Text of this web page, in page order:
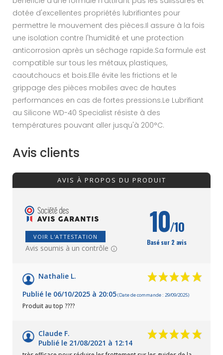
dotée d'excellentes propriétés lubrifiantes pour
permettre le mouvement des pièces.Il assure à la fois
une isolation contre l'humidité et une protection
anticorrosion après un séchage rapide.Sa formule est
compatible sur tous les métaux, plastiques,
caoutchoucs et bois.Elle évite les frictions et le
grippage des pièces mobiles avec de hautes
performances en cas de fortes pressions.Le Lubrifiant
au Silicone WD-40 Specialist résiste à des
températures pouvant aller jusqu'à 200°C.
Avis clients
AVIS À PROPOS DU PRODUIT
VOIR L'ATTESTATION
Avis soumis à un contrôle
10/10
Basé sur 2 avis
Nathalie L.
Publié le 06/10/2025 à 20:05(Date de commande : 29/09/2025)
Produit au top ????
Claude F.
Publié le 21/08/2021 à 12:14